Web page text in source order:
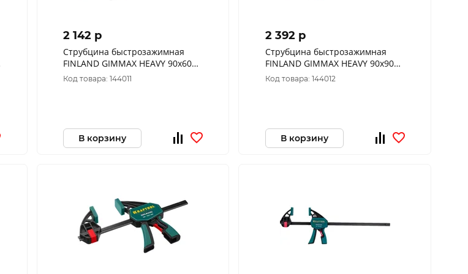
2 142 p
Струбцина быстрозажимная
FINLAND GIMMAX HEAVY 90х600
мм, 230 кг 2417
Код товара: 144011
В корзину
2 392 p
Струбцина быстрозажимная
FINLAND GIMMAX HEAVY 90х900
мм, 230 кг 2418
Код товара: 144012
В корзину